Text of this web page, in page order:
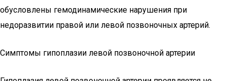
обусловлены гемодинамические нарушения при
недоразвитии правой или левой позвоночных артерий.
Симптомы гипоплазии левой позвоночной артерии